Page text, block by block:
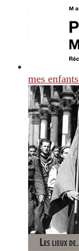
mes enfants